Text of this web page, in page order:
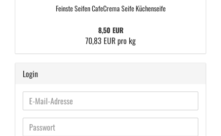
Feins­te Sei­fen Cafe­Cre­ma Seife Kü­chen­sei­fe
8,50 EUR
70,83 EUR pro kg
Login
E-
Mail-
Adresse
Passwort